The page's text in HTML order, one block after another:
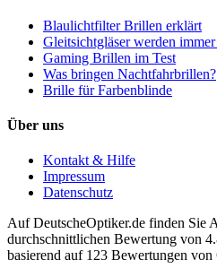
Blaulichtfilter Brillen erklärt
Gleitsichtgläser werden
Gaming Brillen im Test
Was bringen Nachtfahrbrillen?
Brille für Farbenblinde
Über uns
Kontakt & Hilfe
Impressum
Datenschutz
AufDeutscheOptiker.de finden Sie
durchschnittlichen Bewertung von
basierend auf 123 Bewertungen von